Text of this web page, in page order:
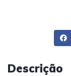
Descrição